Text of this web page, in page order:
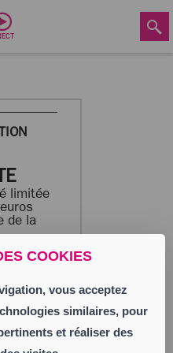
COOKIES
vous acceptez
similaires, pour
et réaliser des
limitée
de la
ETIENNE
en date du
associés a
Monsieur